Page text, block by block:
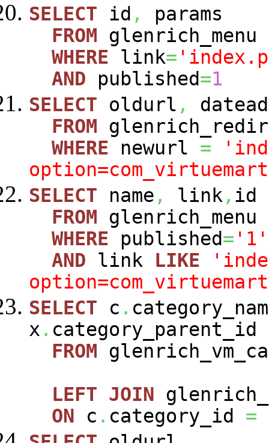
SELECT id ,
params
FROM glenrich_menu
WHERE link=
AND published=1
SELECT oldurl ,
FROM
WHERE newurl =
SELECT name , link, id
FROM glenrich_menu
WHERE published= '1'
AND link LIKE
SELECT c .
x . category_parent_id
FROM
LEFT JOIN
ON c . category_id =